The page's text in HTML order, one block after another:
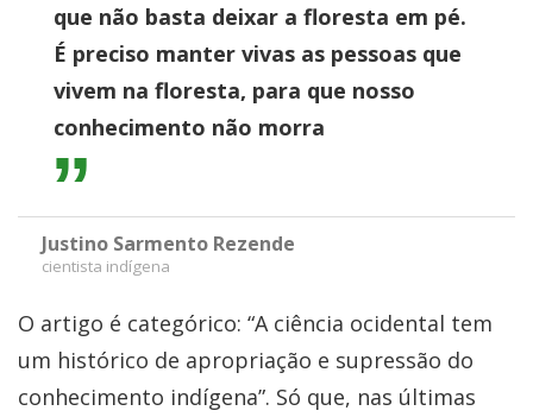
que não basta deixar a floresta em pé.
É preciso manter vivas as pessoas que
vivem na floresta, para que nosso
conhecimento não morra
Justino Sarmento Rezende
cientista indígena
O artigo é categórico: “A ciência ocidental tem
um histórico de apropriação e supressão do
conhecimento indígena”. Só que, nas últimas